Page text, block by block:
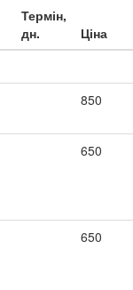
Термін,
дн.
Ціна
850
650
650